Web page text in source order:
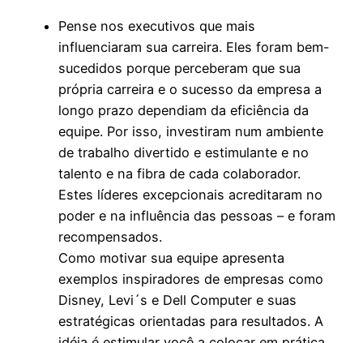
Pense nos executivos que mais
influenciaram sua carreira. Eles foram bem-
sucedidos porque perceberam que sua
própria carreira e o sucesso da empresa a
longo prazo dependiam da eficiência da
equipe. Por isso, investiram num ambiente
de trabalho divertido e estimulante e no
talento e na fibra de cada colaborador.
Estes líderes excepcionais acreditaram no
poder e na influência das pessoas – e foram
recompensados.
Como motivar sua equipe apresenta
exemplos inspiradores de empresas como
Disney, Levi´s e Dell Computer e suas
estratégicas orientadas para resultados. A